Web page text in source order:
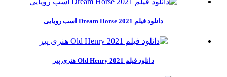
دانلود فیلم Dream Horse 2021 اسب رویایی
دانلود فیلم Old Henry 2021 هنری پیر